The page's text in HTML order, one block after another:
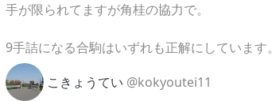
手が限られてますが角桂の協力で。
9手詰になる合駒はいずれも正解にしています。
こきょうてい @kokyoutei11